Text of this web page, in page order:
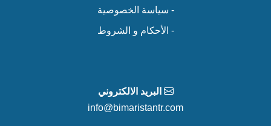
- سياسة الخصوصية
- الأحكام و الشروط
البريد الالكتروني
info@bimaristantr.com